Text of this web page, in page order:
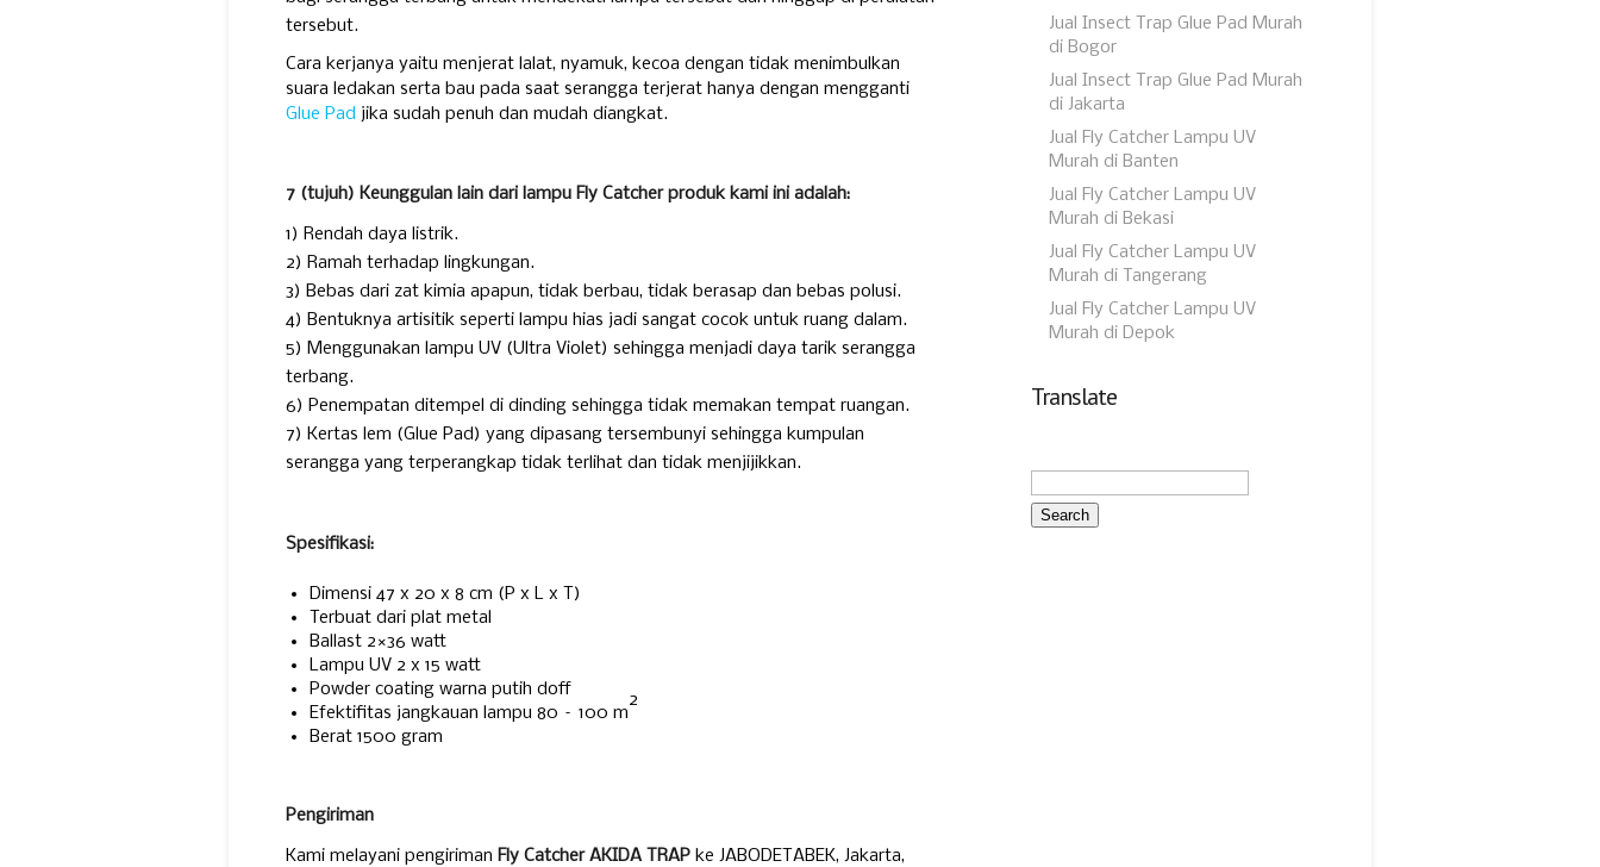
tersebut.
Cara kerjanya yaitu menjerat lalat, nyamuk, kecoa dengan tidak menimbulkan
suara ledakan serta bau pada saat serangga terjerat hanya dengan mengganti
Glue Pad jika sudah penuh dan mudah diangkat.
7 (tujuh) Keunggulan lain dari lampu Fly Catcher produk kami ini adalah:
1) Rendah daya listrik.
2) Ramah terhadap lingkungan.
3) Bebas dari zat kimia apapun, tidak berbau, tidak berasap dan bebas polusi.
4) Bentuknya artisitik seperti lampu hias jadi sangat cocok untuk ruang dalam.
5) Menggunakan lampu UV (Ultra Violet) sehingga menjadi daya tarik serangga
terbang.
6) Penempatan ditempel di dinding sehingga tidak memakan tempat ruangan.
7) Kertas lem (Glue Pad) yang dipasang tersembunyi sehingga kumpulan
serangga yang terperangkap tidak terlihat dan tidak menjijikkan.
Spesifikasi:
Dimensi 47 x 20 x 8 cm (P x L x T)
Terbuat dari plat metal
Ballast 2×36 watt
Lampu UV 2 x 15 watt
Powder coating warna putih doff
Efektifitas jangkauan lampu 80 – 100 m
2
Berat 1500 gram
Pengiriman
Kami melayani pengiriman Fly Catcher AKIDA TRAP ke JABODETABEK, Jakarta,
Jual Insect Trap Glue Pad Murah
di Bogor
Jual Insect Trap Glue Pad Murah
di Jakarta
Jual Fly Catcher Lampu UV
Murah di Banten
Jual Fly Catcher Lampu UV
Murah di Bekasi
Jual Fly Catcher Lampu UV
Murah di Tangerang
Jual Fly Catcher Lampu UV
Murah di Depok
Translate